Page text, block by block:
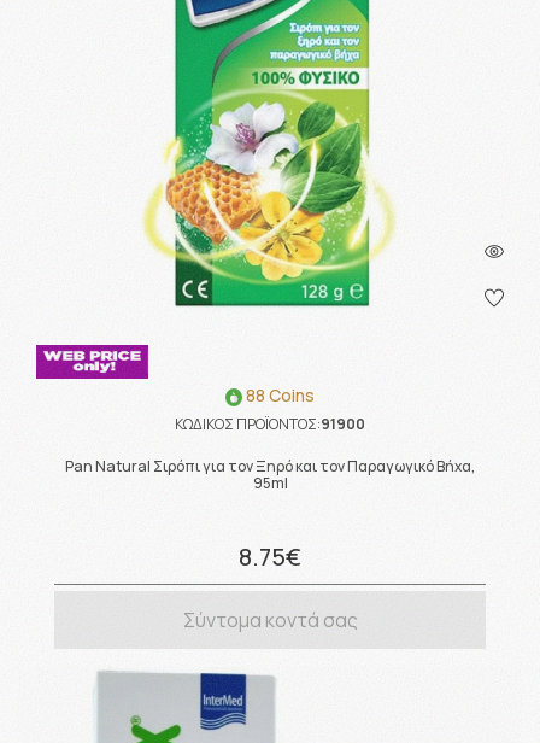
88 Coins
ΚΩΔΙΚΟΣ ΠΡΟΪΟΝΤΟΣ:91900
Pan Natural Σιρόπι για τον Ξηρό και τον Παραγωγικό Βήχα,
95ml
8.75€
Σύντομα κοντά σας